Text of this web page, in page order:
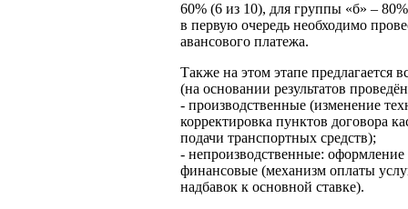
60% (6 из 10), для группы «б» –
в первую очередь необходимо
авансового платежа.
Также на этом этапе предлагается
(на основании результатов
- производственные (изменение
корректировка пунктов договора
подачи транспортных средств);
- непроизводственные:
финансовые (механизм оплаты
надбавок к основной ставке).